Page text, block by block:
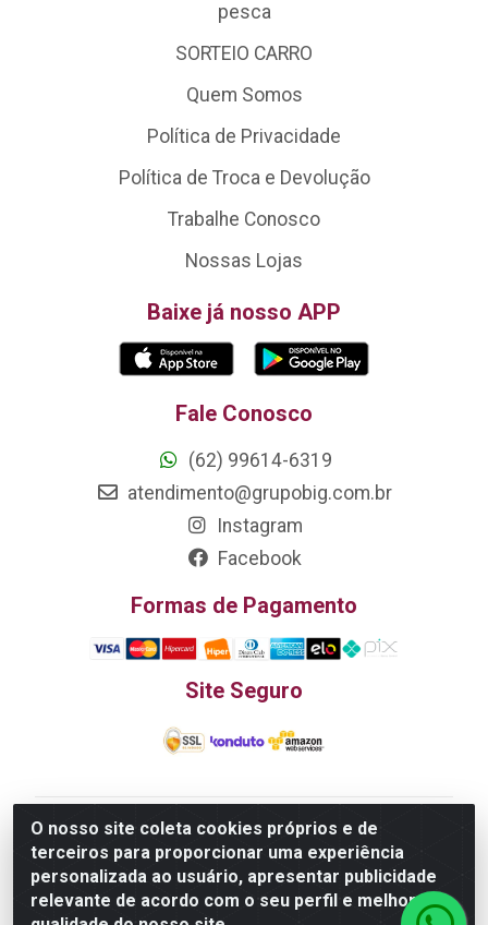
O nosso site coleta cookies próprios e de
terceiros para proporcionar uma experiência
personalizada ao usuário, apresentar publicidade
relevante de acordo com o seu perfil e melhorar a
pesca
SORTEIO CARRO
Quem Somos
Política de Privacidade
Política de Troca e Devolução
Trabalhe Conosco
Nossas Lojas
Baixe já nosso APP
Fale Conosco
(62) 99614-6319
atendimento@grupobig.com.br
Instagram
Facebook
Formas de Pagamento
Site Seguro
Edn Utilidades Domésticas Importação e Exportação
LTDA - R. Edmundo Pinto da Cunha, LT APM 06, N 133 -
Res. Luiza Monteiro, Trindade - GO, 75385-000 - CNPJ
20.758.851.0045/26